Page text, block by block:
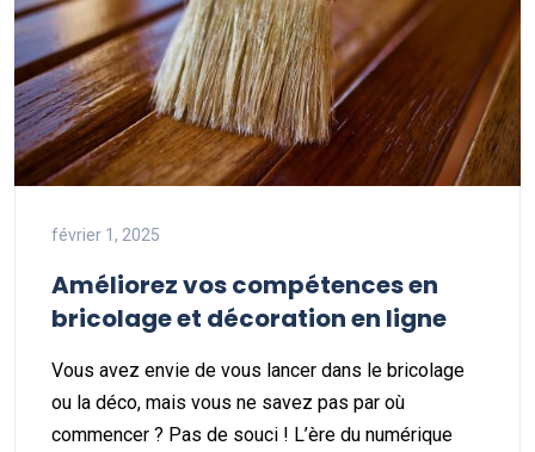
février 1, 2025
Améliorez vos compétences en
bricolage et décoration en ligne
Vous avez envie de vous lancer dans le bricolage
ou la déco, mais vous ne savez pas par où
commencer ? Pas de souci ! L’ère du numérique